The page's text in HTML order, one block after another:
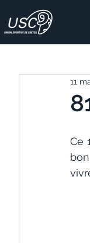
11
Ce